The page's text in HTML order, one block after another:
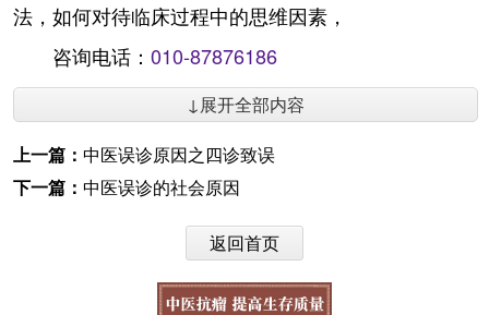
法，如何对待临床过程中的思维因素，
咨询电话： 010-87876186
↓展开全部内容
上一篇： 中医误诊原因之四诊致误
下一篇： 中医误诊的社会原因
返回首页